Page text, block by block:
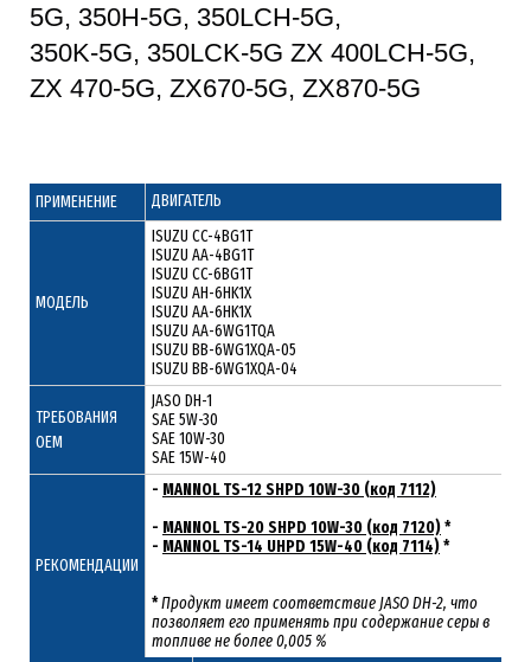
5G, 350H-5G, 350LCH-5G,
350K-5G, 350LCK-5G ZX 400LCH-5G,
ZX 470-5G, ZX670-5G, ZX870-5G
ПРИМЕНЕНИЕ ДВИГАТЕЛЬ
МОДЕЛЬ
ISUZU CC-4BG1T
ISUZU AA-4BG1T
ISUZU CC-6BG1T
ISUZU AH-6HK1X
ISUZU AA-6HK1X
ISUZU AA-6WG1TQA
ISUZU BB-6WG1XQA-05
ISUZU BB-6WG1XQA-04
ТРЕБОВАНИЯ
ОЕМ
JASO DH-1
SAE 5W-30
SAE 10W-30
SAE 15W-40
РЕКОМЕНДАЦИИ
- MANNOL TS-12 SHPD 10W-30 (код 7112)
- MANNOL TS-20 SHPD 10W-30 (код 7120)*
- MANNOL TS-14 UHPD 15W-40 (код 7114)*
*Продукт имеет соответствие JASO DH-2, что
позволяет его применять при содержание серы в
топливе не более 0,005 %